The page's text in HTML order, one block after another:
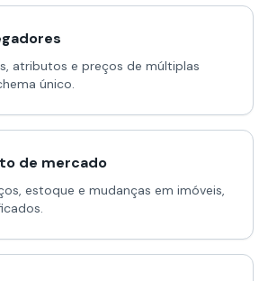
atributos e preços de múltiplas
único.
de mercado
estoque e mudanças em imóveis,